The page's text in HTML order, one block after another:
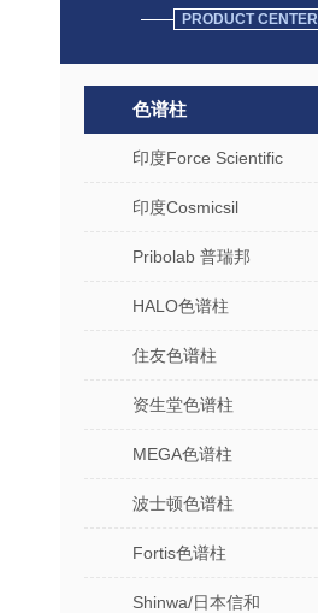
PRODUCT CENTER
色谱柱
印度Force Scientific
印度Cosmicsil
Pribolab 普瑞邦
HALO色谱柱
住友色谱柱
资生堂色谱柱
MEGA色谱柱
波士顿色谱柱
Fortis色谱柱
Shinwa/日本信和